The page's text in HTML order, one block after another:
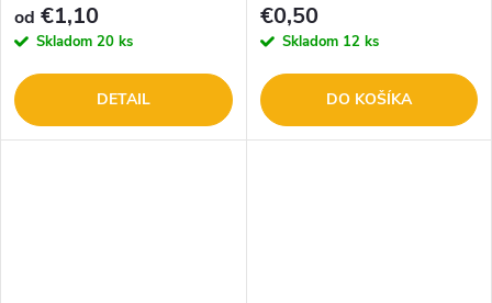
od €1,10
Skladom 20 ks
DETAIL
€0,50
Skladom 12 ks
DO KOŠÍKA